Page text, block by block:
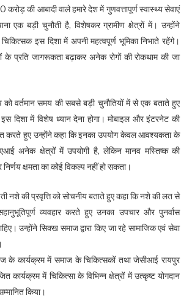
करोड़ की आबादी वाले हमारे देश में गुणवत्तापूर्ण स्वास्थ्य सेवाएं
एक बड़ी चुनौती है, विशेषकर ग्रामीण क्षेत्रों में। उन्होंने
चिकित्सक इस दिशा में अपनी महत्वपूर्ण भूमिका निभाते रहेंगे।
के प्रति जागरूकता बढ़ाकर अनेक रोगों की रोकथाम की जा
को वर्तमान समय की सबसे बड़ी चुनौतियों में से एक बताते हुए
दिशा में विशेष ध्यान देना होगा। मोबाइल और इंटरनेट की
करते हुए उन्होंने कहा कि इनका उपयोग केवल आवश्यकता के
अनेक क्षेत्रों में उपयोगी है, लेकिन मानव मस्तिष्क की
क्षमता का कोई विकल्प नहीं हो सकता।
नशे की प्रवृत्ति को सोचनीय बताते हुए कहा कि नशे की लत से
व्यवहार करते हुए उनका उपचार और पुनर्वास
उन्होंने सिक्ख समाज द्वारा किए जा रहे सामाजिक एवं सेवा
के कार्यक्रम में समाज के चिकित्सकों तथा जेसीआई रायपुर
कार्यक्रम में चिकित्सा के विभिन्न क्षेत्रों में उत्कृष्ट योगदान
किया।